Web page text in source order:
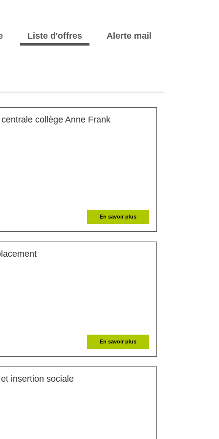
Liste d'offres Alerte mail
collège Anne Frank
En savoir plus
(Nouvelle fenêtre)
En savoir plus
insertion sociale(Nouvelle fenêtre)